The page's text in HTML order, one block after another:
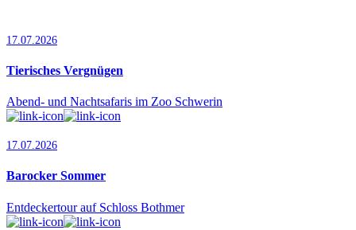
17.07.2026
Tierisches Vergnügen
Abend- und Nachtsafaris im Zoo Schwerin
17.07.2026
Barocker Sommer
Entdeckertour auf Schloss Bothmer